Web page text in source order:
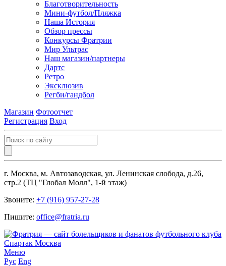
Благотворительность
Мини-футбол/Пляжка
Наша История
Обзор прессы
Конкурсы Фратрии
Мир Ультрас
Наш магазин/партнеры
Дартс
Ретро
Эксклюзив
Регби/гандбол
Магазин Фотоотчет
Регистрация Вход
г. Москва, м. Автозаводская, ул. Ленинская слобода, д.26,
стр.2 (ТЦ "Глобал Молл", 1-й этаж)
Звоните: +7 (916) 957-27-28
Пишите: office@fratria.ru
Меню
Рус Eng